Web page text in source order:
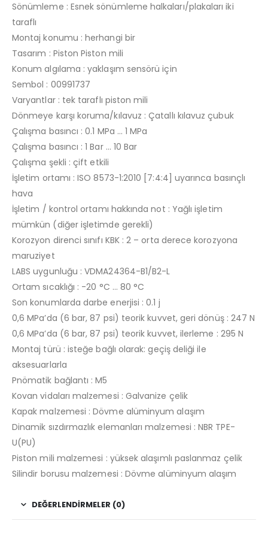
Sönümleme : Esnek sönümleme halkaları/plakaları iki
taraflı
Montaj konumu : herhangi bir
Tasarım : Piston Piston mili
Konum algılama : yaklaşım sensörü için
Sembol : 00991737
Varyantlar : tek taraflı piston mili
Dönmeye karşı koruma/kılavuz : Çatallı kılavuz çubuk
Çalışma basıncı : 0.1 MPa … 1 MPa
Çalışma basıncı : 1 Bar … 10 Bar
Çalışma şekli : çift etkili
İşletim ortamı : ISO 8573-1:2010 [7:4:4] uyarınca basınçlı
hava
İşletim / kontrol ortamı hakkında not : Yağlı işletim
mümkün (diğer işletimde gerekli)
Korozyon direnci sınıfı KBK : 2 – orta derece korozyona
maruziyet
LABS uygunluğu : VDMA24364-B1/B2-L
Ortam sıcaklığı : -20 °C … 80 °C
Son konumlarda darbe enerjisi : 0.1 j
0,6 MPa’da (6 bar, 87 psi) teorik kuvvet, geri dönüş : 247 N
0,6 MPa’da (6 bar, 87 psi) teorik kuvvet, ilerleme : 295 N
Montaj türü : isteğe bağlı olarak: geçiş deliği ile
aksesuarlarla
Pnömatik bağlantı : M5
Kovan vidaları malzemesi : Galvanize çelik
Kapak malzemesi : Dövme alüminyum alaşım
Dinamik sızdırmazlık elemanları malzemesi : NBR TPE-
U(PU)
Piston mili malzemesi : yüksek alaşımlı paslanmaz çelik
Silindir borusu malzemesi : Dövme alüminyum alaşım
DEĞERLENDIRMELER (0)